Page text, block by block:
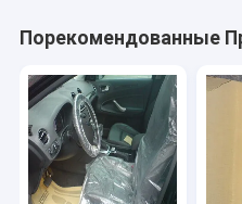
Порекомендованные